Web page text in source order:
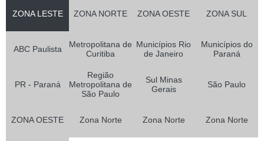
ZONA LESTE ZONA NORTE ZONA OESTE ZONA SUL
ABC Paulista
Metropolitana de
Curitiba
Municípios Rio
de Janeiro
Municípios do
Paraná
PR - Paraná
Região
Metropolitana de
São Paulo
Sul Minas
Gerais
São Paulo
ZONA OESTE Zona Norte Zona Norte Zona Norte